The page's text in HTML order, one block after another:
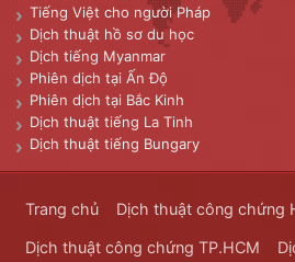
Tiếng Việt cho người Pháp
Dịch thuật hồ sơ du học
Dịch tiếng Myanmar
Phiên dịch tại Ấn Độ
Phiên dịch tại Bắc Kinh
Dịch thuật tiếng La Tinh
Dịch thuật tiếng Bungary
Trang chủ Dịch thuật công chứng
Dịch thuật công chứng TP.HCM